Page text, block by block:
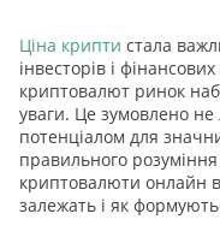
Ціна крипти стала
інвесторів і
криптовалют ринок
уваги. Це зумовлено
потенціалом для
правильного
криптовалюти онлайн
залежать і як